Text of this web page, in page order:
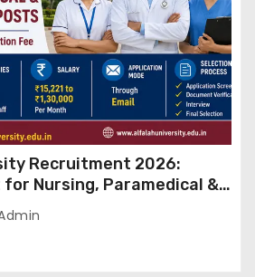
Recruitment 2026:
Nursing, Paramedical &
Apply Through Email